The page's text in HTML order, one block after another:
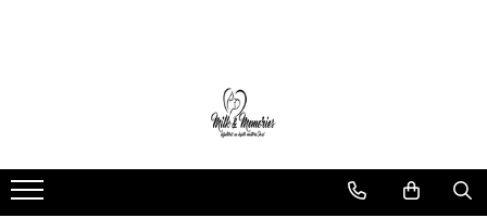
Brățări argint
Brățări șnur